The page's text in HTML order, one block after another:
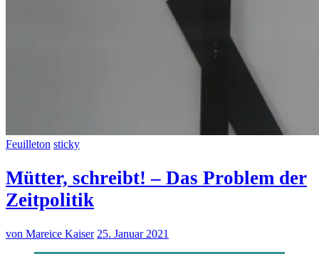
Feuilleton sticky
Mütter, schreibt! – Das Problem der
Zeitpolitik
von Mareice Kaiser 25. Januar 2021